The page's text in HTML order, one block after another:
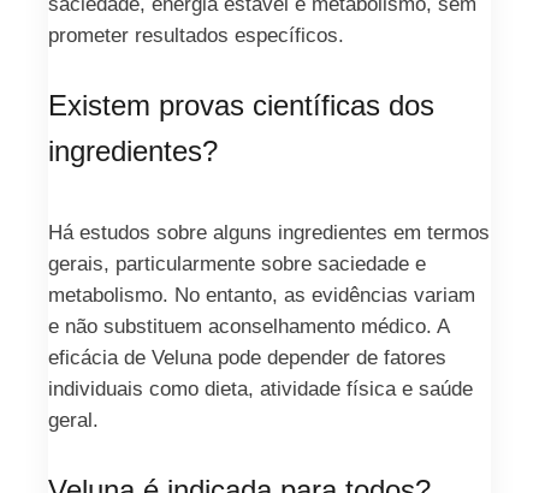
prometer resultados específicos.
Existem provas científicas dos
ingredientes?
Há estudos sobre alguns ingredientes em termos
gerais, particularmente sobre saciedade e
metabolismo. No entanto, as evidências variam
e não substituem aconselhamento médico. A
eficácia de Veluna pode depender de fatores
individuais como dieta, atividade física e saúde
geral.